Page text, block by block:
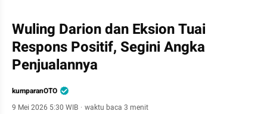
Wuling Darion dan Eksion Tuai
Respons Positif, Segini Angka
Penjualannya
kumparanOTO
9 Mei 2026 5:30 WIB · waktu baca 3 menit